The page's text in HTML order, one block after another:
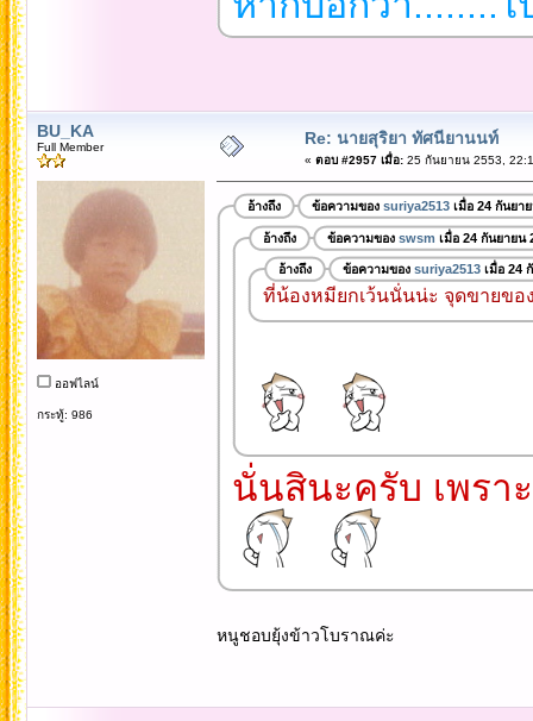
BU_KA
Full Member
ออฟไลน์
กระทู้: 986
Re: นายสุริยา ทัศนียานนท์
« ตอบ #2957 เมื่อ:25 กันยายน 2553,
อ้างถึง ข้อความของ suriya2513เมื่อ 24 กันยา
อ้างถึง ข้อความของ swsm เมื่อ 24 กันยายน
อ้างถึง ข้อความของ suriya2513เมื่อ 24
ที่น้องหมียกเว้นนั่นน่ะ จุดขายขอ
นั่นสินะครับ เพรา
หนูชอบยุ้งข้าวโบราณค่ะ